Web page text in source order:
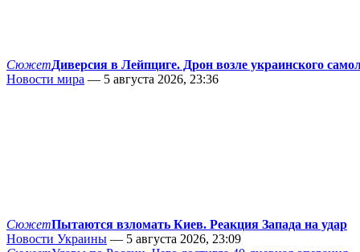
СюжетДиверсия в Лейпциге. Дрон возле украинского
Новости мира — 5 августа 2026, 23:36
СюжетПытаются взломать Киев. Реакция Запада на удар
Новости Украины — 5 августа 2026, 23:09